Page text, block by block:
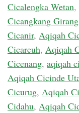
Cicalengka Wetan,
Cicangkang Girang
Cicanir, Aqiqah
Cicareuh, Aqiqah
Cicenang, aqiqah
Aqiqah Cicinde
Cicurug, Aqiqah
Cidahu, Aqiqah